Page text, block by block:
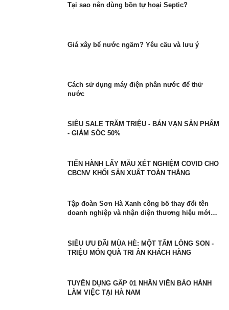
Tại sao nên dùng bồn tự hoại Septic?
Giá xây bể nước ngầm? Yêu cầu và lưu ý
Cách sử dụng máy điện phân nước để thử
nước
SIÊU SALE TRĂM TRIỆU - BÁN VẠN SẢN PHẨM
- GIẢM SỐC 50%
TIẾN HÀNH LẤY MẪU XÉT NGHIỆM COVID CHO
CBCNV KHỐI SẢN XUẤT TOÀN THẮNG
Tập đoàn Sơn Hà Xanh công bố thay đổi tên
doanh nghiệp và nhận diện thương hiệu mới
SIÊU ƯU ĐÃI MÙA HÈ: MỘT TẤM LÒNG SON -
TRIỆU MÓN QUÀ TRI ÂN KHÁCH HÀNG
TUYỂN DỤNG GẤP 01 NHÂN VIÊN BẢO HÀNH
LÀM VIỆC TẠI HÀ NAM